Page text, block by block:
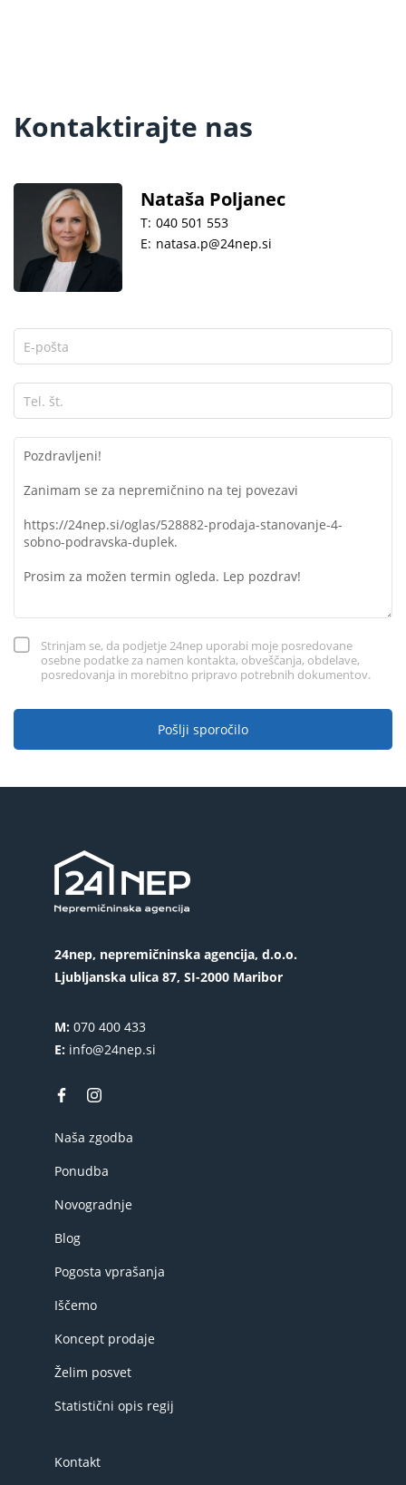
Kontaktirajte nas
Nataša Poljanec
T: 040 501 553
E: natasa.p@24nep.si
Strinjam se, da podjetje 24nep uporabi moje posredovane
osebne podatke za namen kontakta, obveščanja, obdelave,
posredovanja in morebitno pripravo potrebnih dokumentov.
Pošlji sporočilo
24nep, nepremičninska agencija, d.o.o.
Ljubljanska ulica 87, SI-2000 Maribor
M: 070 400 433
E: info@24nep.si
Naša zgodba
Ponudba
Novogradnje
Blog
Pogosta vprašanja
Iščemo
Koncept prodaje
Želim posvet
Statistični opis regij
Kontakt